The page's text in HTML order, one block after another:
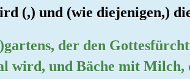
(,) und (wie diejenigen,)
der den
wird, und Bäche mit Milch,